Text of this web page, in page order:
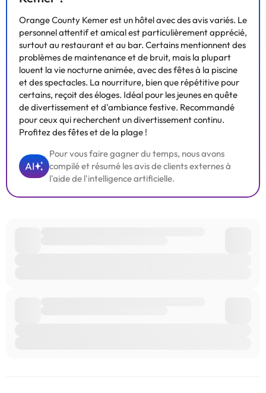
équipé d'une piscine, avec 2 toboggans en été. Vous pourrez
également vous détendre avec le service de massage de l'hôtel
ou dans le sauna. Vous aurez également la possibilité d'utiliser les
tables de ping-pong et de billard. Vous pouvez pratiquer
l'aérobic, faire du vélo ou du VTT, jouer au bowling et utiliser la
salle de sport de l'hôtel. L'hôtel propose un programme
d'animations. Le petit-déjeuner et le dîner sont servis sous forme
de buffet élégant. Au déjeuner et au dîner, vous pouvez
également choisir à la carte. Le client peut également
commander des aliments diététiques et des plats spéciaux.
Certains des services indiqués peuvent être payants. Vous
pouvez consulter les tarifs directement auprès de
l’établissement. Toutes les informations figurant sur cette fiche
Orange County Kemer est un hôtel avec des avis variés. Le
personnel attentif et amical est particulièrement apprécié,
surtout au restaurant et au bar. Certains mentionnent des
problèmes de maintenance et de bruit, mais la plupart
louent la vie nocturne animée, avec des fêtes à la piscine
et des spectacles. La nourriture, bien que répétitive pour
certains, reçoit des éloges. Idéal pour les jeunes en quête
de divertissement et d'ambiance festive. Recommandé
pour ceux qui recherchent un divertissement continu.
Profitez des fêtes et de la plage !
AI
Pour vous faire gagner du temps, nous avons
compilé et résumé les avis de clients externes à
l'aide de l'intelligence artificielle.